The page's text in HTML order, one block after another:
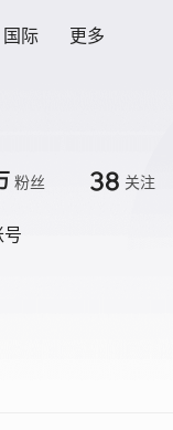
国际 更多
粉丝 38 关注